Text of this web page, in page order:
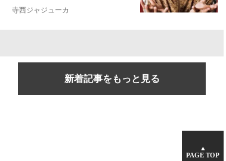
寺西ジャジューカ
新着記事をもっと見る
▲
PAGE TOP